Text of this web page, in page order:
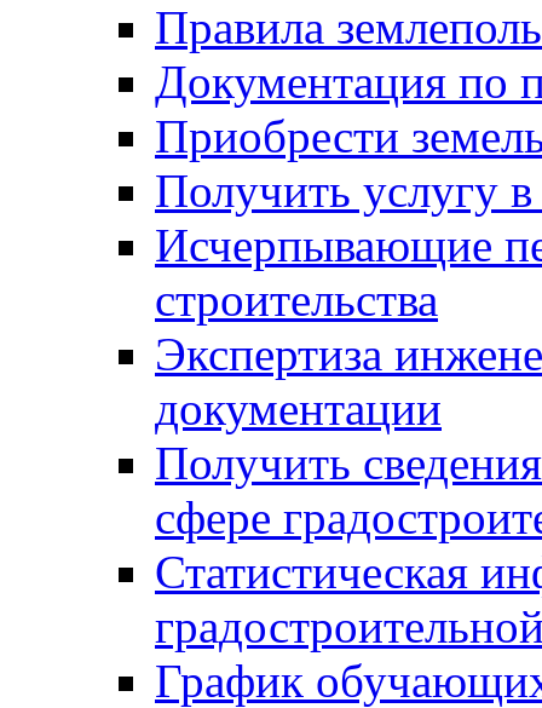
Правила
Документация по
Приобрести
Получить услугу в
Исчерпывающие
строительства
Экспертиза
документации
Получить
сфере
Статистическая
График